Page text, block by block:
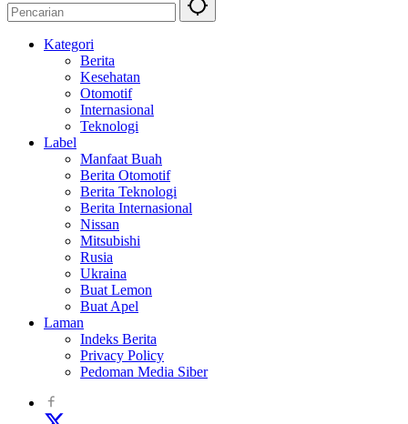
Kategori
Berita
Kesehatan
Otomotif
Internasional
Teknologi
Label
Manfaat Buah
Berita Otomotif
Berita Teknologi
Berita Internasional
Nissan
Mitsubishi
Rusia
Ukraina
Buat Lemon
Buat Apel
Laman
Indeks Berita
Privacy Policy
Pedoman Media Siber